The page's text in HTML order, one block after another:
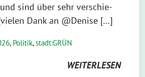
sind über sehr ver­schie­
Dank an @Denise […]
, Politik,stadt:GRÜN
WEITERLESEN